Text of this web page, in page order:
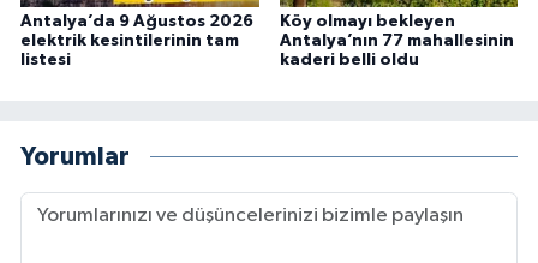
Antalya’da 9 Ağustos 2026
elektrik kesintilerinin tam
listesi
Köy olmayı bekleyen
Antalya’nın 77 mahallesinin
kaderi belli oldu
Yorumlar